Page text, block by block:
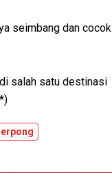
seimbang dan cocok
salah satu destinasi